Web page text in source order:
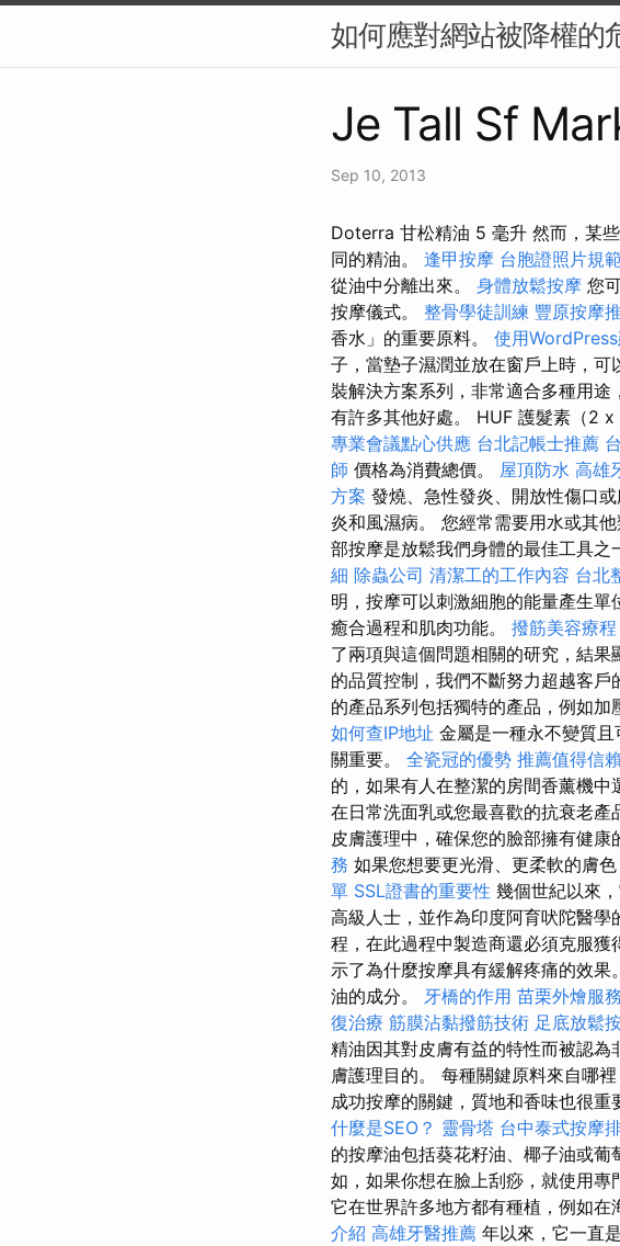
如何應對網站被降權的
Je Tall Sf
Sep 10, 2013
Doterra 甘松精油 5 毫升 然而，某
同的精油。 逢甲按摩 台胞證照片規範
從油中分離出來。 身體放鬆按摩 您
按摩儀式。 整骨學徒訓練 豐原按摩
香水」的重要原料。 使用
子，當墊子濕潤並放在窗戶上時，可
裝解決方案系列，非常適合多種用
有許多其他好處。 HUF 護髮素（2
專業會議點心供應 台北記帳士推薦
師 價格為消費總價。 屋頂防水 高雄
方案 發燒、急性發炎、開放性傷口
炎和風濕病。 您經常需要用水或其
部按摩是放鬆我們身體的最佳工具
細 除蟲公司 清潔工的工作內容 台北
明，按摩可以刺激細胞的能量產生單
癒合過程和肌肉功能。 撥筋美容療程
了兩項與這個問題相關的研究，結
的品質控制，我們不斷努力超越客戶
的產品系列包括獨特的產品，例如加
如何查IP地址 金屬是一種永不變質
關重要。 全瓷冠的優勢 推薦值得信
的，如果有人在整潔的房間香薰機
在日常洗面乳或您最喜歡的抗衰老產
皮膚護理中，確保您的臉部擁有健康
務 如果您想要更光滑、更柔軟的膚
單 SSL證書的重要性 幾個世紀以來
高級人士，並作為印度阿育吠陀醫學
程，在此過程中製造商還必須克服
示了為什麼按摩具有緩解疼痛的效
油的成分。 牙橋的作用 苗栗外燴服
復治療 筋膜沾黏撥筋技術 足底放鬆
精油因其對皮膚有益的特性而被認為
膚護理目的。 每種關鍵原料來自哪
成功按摩的關鍵，質地和香味也很重
什麼是SEO？ 靈骨塔 台中泰式按摩
的按摩油包括葵花籽油、椰子油或
如，如果你想在臉上刮痧，就使用專
它在世界許多地方都有種植，例如在
介紹 高雄牙醫推薦 年以來，它一直